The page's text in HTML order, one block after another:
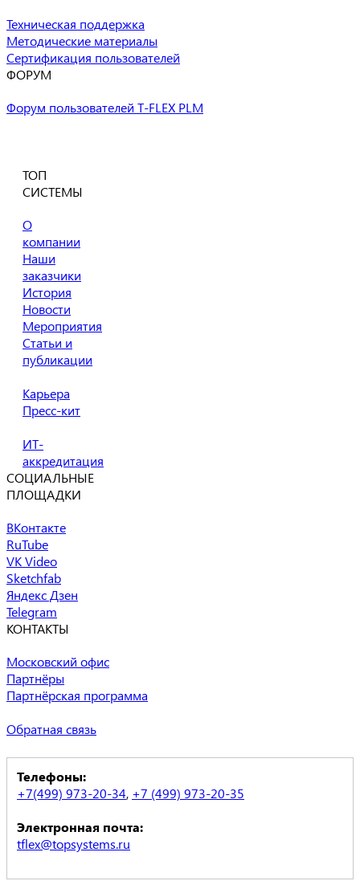
Техническая поддержка
Методические материалы
Сертификация пользователей
ФОРУМ
Форум пользователей T-FLEX PLM
ТОП
СИСТЕМЫ
О
компании
Наши
заказчики
История
Новости
Мероприятия
Статьи и
публикации
Карьера
Пресс-кит
ИТ-
аккредитация
СОЦИАЛЬНЫЕ
ПЛОЩАДКИ
ВКонтакте
RuTube
VK Video
Sketchfab
Яндекс Дзен
Telegram
КОНТАКТЫ
Московский офис
Партнёры
Партнёрская программа
Обратная связь
Телефоны:
+7(499) 973-20-34, +7 (499) 973-20-35
Электронная почта:
tflex@topsystems.ru